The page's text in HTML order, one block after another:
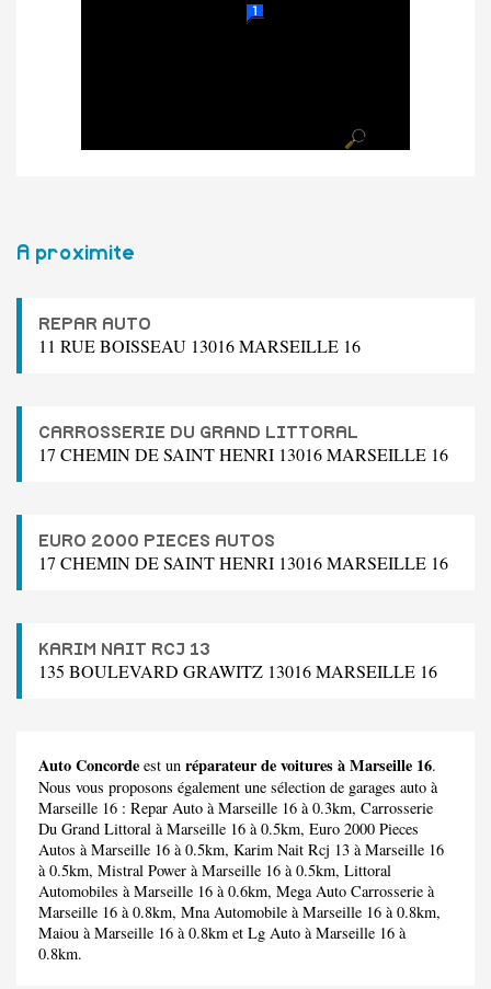
A proximite
REPAR AUTO
11 RUE BOISSEAU 13016 MARSEILLE 16
CARROSSERIE DU GRAND LITTORAL
17 CHEMIN DE SAINT HENRI 13016 MARSEILLE 16
EURO 2000 PIECES AUTOS
17 CHEMIN DE SAINT HENRI 13016 MARSEILLE 16
KARIM NAIT RCJ 13
135 BOULEVARD GRAWITZ 13016 MARSEILLE 16
Auto Concorde est un réparateur de voitures à Marseille 16.
Nous vous proposons également une sélection de garages auto à
Marseille 16 : Repar Auto à Marseille 16 à 0.3km, Carrosserie
Du Grand Littoral à Marseille 16 à 0.5km, Euro 2000 Pieces
Autos à Marseille 16 à 0.5km, Karim Nait Rcj 13 à Marseille 16
à 0.5km, Mistral Power à Marseille 16 à 0.5km, Littoral
Automobiles à Marseille 16 à 0.6km, Mega Auto Carrosserie à
Marseille 16 à 0.8km, Mna Automobile à Marseille 16 à 0.8km,
Maiou à Marseille 16 à 0.8km et Lg Auto à Marseille 16 à
0.8km.